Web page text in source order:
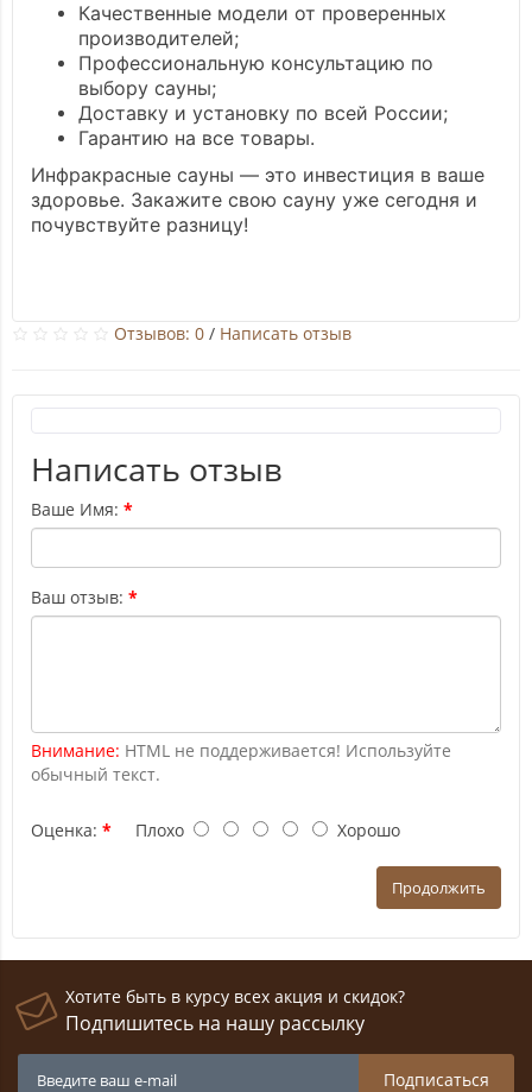
Качественные модели от проверенных
производителей;
Профессиональную консультацию по
выбору сауны;
Доставку и установку по всей России;
Гарантию на все товары.
Инфракрасные сауны — это инвестиция в ваше
здоровье. Закажите свою сауну уже сегодня и
почувствуйте разницу!
Отзывов: 0/ Написать отзыв
Написать отзыв
Ваше Имя:
Ваш отзыв:
Внимание: HTML не поддерживается! Используйте
обычный текст.
Оценка: Плохо Хорошо
Продолжить
Хотите быть в курсу всех акция и скидок?
Подпишитесь на нашу рассылку
Подписаться